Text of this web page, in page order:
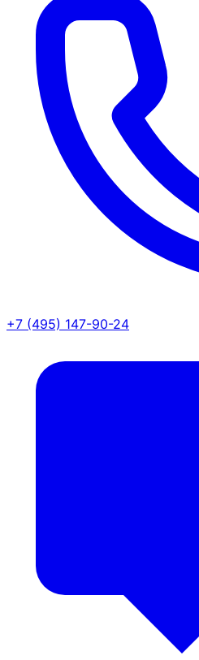
+7 (495) 147-90-24